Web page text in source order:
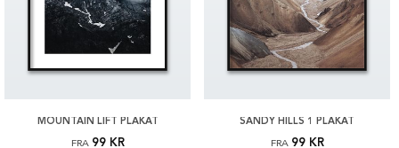
MOUNTAIN LIFT PLAKAT
FRA 99 KR
SANDY HILLS 1 PLAKAT
FRA 99 KR